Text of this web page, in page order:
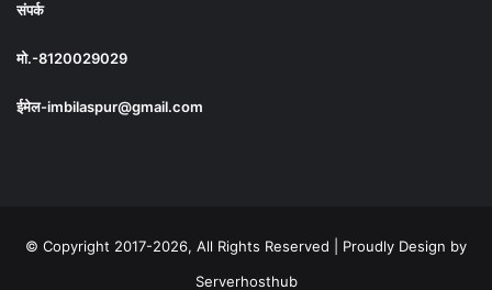
संपर्क
मो.-8120029029
ईमेल-imbilaspur@gmail.com
© Copyright 2017-2026, All Rights Reserved | Proudly Design by
Serverhosthub